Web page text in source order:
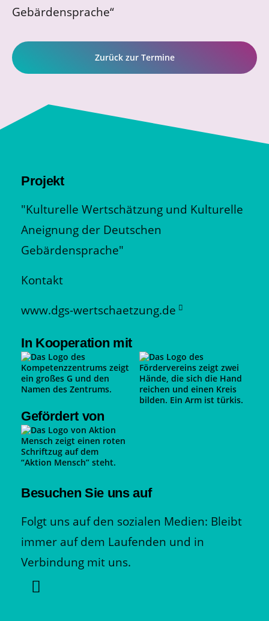
Gebärdensprache“
Zurück zur Termine
Projekt
"Kulturelle Wertschätzung und Kulturelle
Aneignung der Deutschen
Gebärdensprache"
Kontakt
www.dgs-wertschaetzung.de
In Kooperation mit
Gefördert von
Besuchen Sie uns auf
Folgt uns auf den sozialen Medien: Bleibt
immer auf dem Laufenden und in
Verbindung mit uns.